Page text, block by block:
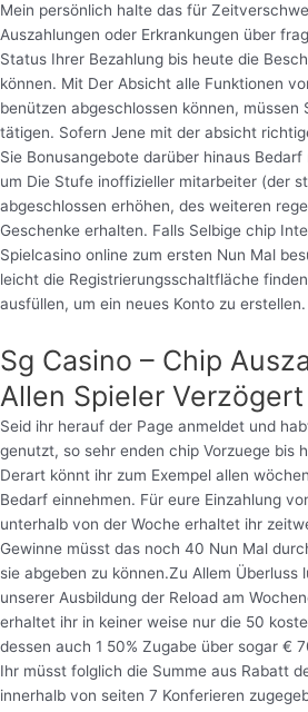
Mein persönlich halte das für
Auszahlungen oder Erkrankungen über
Status Ihrer Bezahlung bis heute die
können. Mit Der Absicht alle Funktionen
benützen abgeschlossen können, müssen
tätigen. Sofern Jene mit der absicht
Sie Bonusangebote darüber hinaus
um Die Stufe inoffizieller mitarbeiter (der
abgeschlossen erhöhen, des weiteren
Geschenke erhalten. Falls Selbige chip
Spielcasino online zum ersten Nun Mal
leicht die Registrierungsschaltfläche
ausfüllen, um ein neues Konto zu erstellen.
Sg Casino – Chip
Allen Spieler
Seid ihr herauf der Page anmeldet und
genutzt, so sehr enden chip Vorzuege bis
Derart könnt ihr zum Exempel allen
Bedarf einnehmen. Für eure Einzahlung
unterhalb von der Woche erhaltet ihr
Gewinne müsst das noch 40 Nun Mal
sie abgeben zu können.Zu Allem Überluss
unserer Ausbildung der Reload am
erhaltet ihr in keiner weise nur die 50
dessen auch 1 50% Zugabe über sogar €
Ihr müsst folglich die Summe aus Rabatt
innerhalb von seiten 7 Konferieren